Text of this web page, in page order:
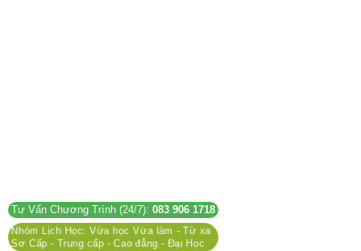
Tư Vấn Chương Trình (24/7): 083 906 1718
Nhóm Lịch Học: Vừa học Vừa làm - Từ xa
Sơ Cấp - Trung cấp - Cao đẳng - Đại Học